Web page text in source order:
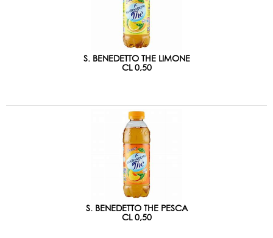
S. BENEDETTO THE LIMONE
CL 0,50
S. BENEDETTO THE PESCA
CL 0,50